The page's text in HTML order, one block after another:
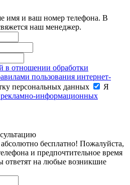
имя и ваш номер телефона. В
наш менеджер.
в отношении обработки
пользования интернет-
персональных данных
Я
информационных
бесплатно! Пожалуйста,
и предпочтительное время
ответят на любые возникшие